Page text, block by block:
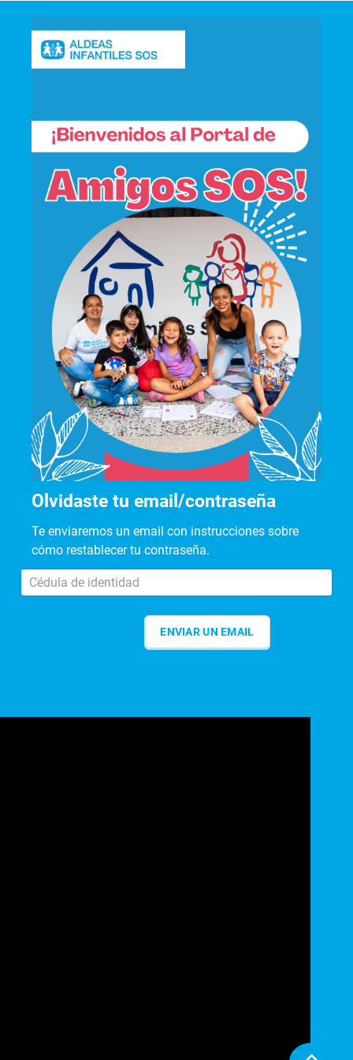
Olvidaste tu email/contraseña
Te enviaremos un email con instrucciones sobre
cómo restablecer tu contraseña.